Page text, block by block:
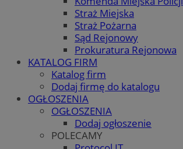
Straż Miejska
Straż Pożarna
Sąd Rejonowy
Prokuratura Rejonowa
KATALOG FIRM
Katalog firm
Dodaj firmę do katalogu
OGŁOSZENIA
OGŁOSZENIA
Dodaj ogłoszenie
POLECAMY